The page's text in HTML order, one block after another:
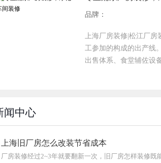
品牌：
上海厂房装修|松江厂房
工参加的构成的出产线
出售体系、食堂辅佐设
标明资料的品牌类型
握好装饰质量，究竟计
的评估的，究竟大公司
闻中心
上海旧厂房怎么改装节省成本
厂房装修经过2~3年就要翻新一次，旧厂房怎样装修既